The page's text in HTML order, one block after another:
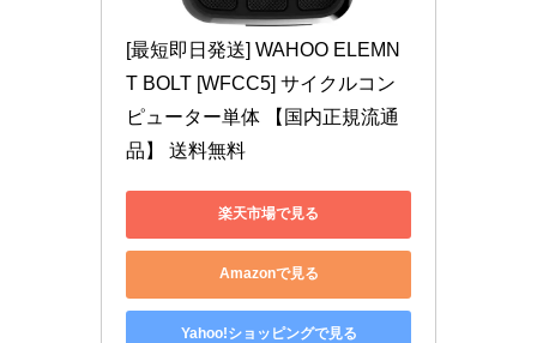
[最短即日発送] WAHOO ELEMN
T BOLT [WFCC5] サイクルコン
ピューター単体 【国内正規流通
品】 送料無料
楽天市場で見る
Amazonで見る
Yahoo!ショッピングで見る